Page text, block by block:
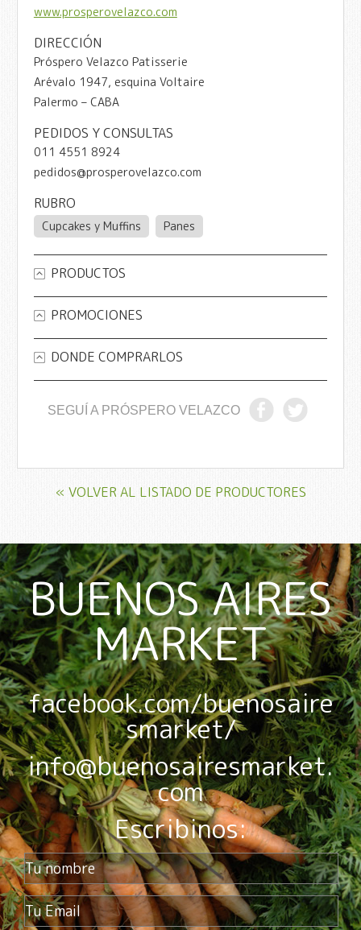
www.prosperovelazco.com
DIRECCIÓN
Próspero Velazco Patisserie
Arévalo 1947, esquina Voltaire
Palermo – CABA
PEDIDOS Y CONSULTAS
011 4551 8924
pedidos@prosperovelazco.com
RUBRO
Cupcakes y Muffins Panes
PRODUCTOS
PROMOCIONES
DONDE COMPRARLOS
SEGUÍ A PRÓSPERO VELAZCO
« VOLVER AL LISTADO DE PRODUCTORES
BUENOS AIRES
MARKET
facebook.com/buenosaire
smarket/
info@buenosairesmarket.
com
Escribinos: